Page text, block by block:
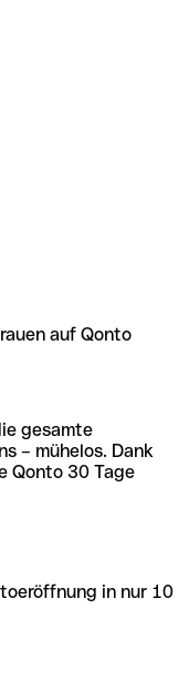
auf Qonto
gesamte
– mühelos. Dank
Qonto 30 Tage
in nur 10